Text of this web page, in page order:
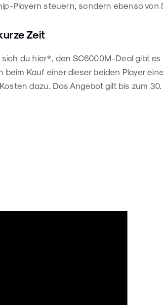
Playern steuern, sondern ebenso von
Zeit
sich du hier*, den SC6000M-Deal gibt es
Kauf einer dieser beiden Player
dazu. Das Angebot gilt bis zum